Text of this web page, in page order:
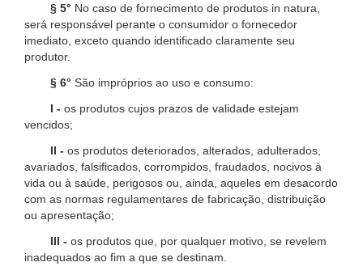
§ 5° No caso de fornecimento de produtos in natura,
será responsável perante o consumidor o fornecedor
imediato, exceto quando identificado claramente seu
produtor.
§ 6° São impróprios ao uso e consumo:
I - os produtos cujos prazos de validade estejam
vencidos;
II - os produtos deteriorados, alterados, adulterados,
avariados, falsificados, corrompidos, fraudados, nocivos à
vida ou à saúde, perigosos ou, ainda, aqueles em desacordo
com as normas regulamentares de fabricação, distribuição
ou apresentação;
III - os produtos que, por qualquer motivo, se revelem
inadequados ao fim a que se destinam.